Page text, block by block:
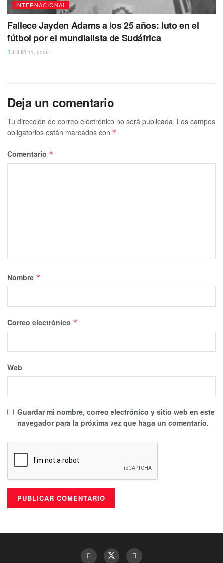
INTERNACIONAL
Fallece Jayden Adams a los 25 años: luto en el
fútbol por el mundialista de Sudáfrica
JULIO 11, 2026
Deja un comentario
Tu dirección de correo electrónico no será publicada. Los campos
obligatorios están marcados con *
Comentario *
Nombre *
Correo electrónico *
Web
Guardar mi nombre, correo electrónico y sitio web en este
navegador para la próxima vez que haga un comentario.